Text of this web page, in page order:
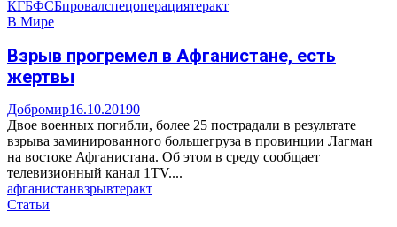
КГБФСБпровалспецоперациятеракт
В Мире
Взрыв прогремел в Афганистане, есть
жертвы
Добромир16.10.20190
Двое военных погибли, более 25 пострадали в результате
взрыва заминированного большегруза в провинции Лагман
на востоке Афганистана. Об этом в среду сообщает
телевизионный канал 1TV....
афганистанвзрывтеракт
Статьи